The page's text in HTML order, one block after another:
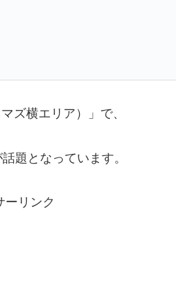
ズ横エリア）」で、
題となっています。
ーリンク